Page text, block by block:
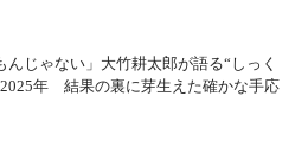
んじゃない」大竹耕太郎が語る“しっく
年 結果の裏に芽生えた確かな手応